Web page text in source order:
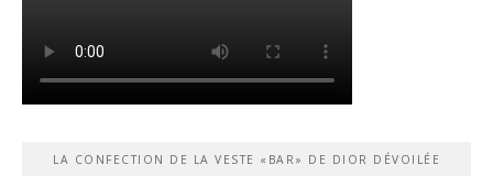
LA CONFECTION DE LA VESTE «BAR» DE DIOR DÉVOILÉE